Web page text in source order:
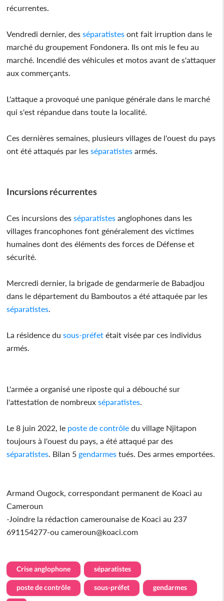
récurrentes.
Vendredi dernier, des séparatistes ont fait irruption dans le
marché du groupement Fondonera. Ils ont mis le feu au
marché. Incendié des véhicules et motos avant de s'attaquer
aux commerçants.
L'attaque a provoqué une panique générale dans le marché
qui s'est répandue dans toute la localité.
Ces dernières semaines, plusieurs villages de l'ouest du pays
ont été attaqués par les séparatistes armés.
Incursions récurrentes
Ces incursions des séparatistes anglophones dans les
villages francophones font généralement des victimes
humaines dont des éléments des forces de Défense et
sécurité.
Mercredi dernier, la brigade de gendarmerie de Babadjou
dans le département du Bamboutos a été attaquée par les
séparatistes
La résidence du sous-préfet était visée par ces individus
armés.
L'armée a organisé une riposte qui a débouché sur
l'attestation de nombreux séparatistes
Le 8 juin 2022, le poste de contrôle du village Njitapon
toujours à l'ouest du pays, a été attaqué par des
séparatistes . Bilan 5 gendarmes tués. Des armes emportées.
Armand Ougock, correspondant permanent de Koaci au
Cameroun
-Joindre la rédaction camerounaise de Koaci au 237
691154277-ou cameroun@koaci.com
Crise anglophone séparatistes
poste de contrôle sous-préfet gendarmes